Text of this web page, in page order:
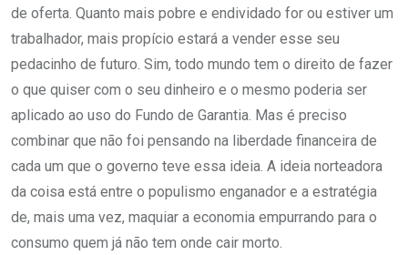
de oferta. Quanto mais pobre e endividado for ou estiver um
trabalhador, mais propício estará a vender esse seu
pedacinho de futuro. Sim, todo mundo tem o direito de fazer
o que quiser com o seu dinheiro e o mesmo poderia ser
aplicado ao uso do Fundo de Garantia. Mas é preciso
combinar que não foi pensando na liberdade financeira de
cada um que o governo teve essa ideia. A ideia norteadora
da coisa está entre o populismo enganador e a estratégia
de, mais uma vez, maquiar a economia empurrando para o
consumo quem já não tem onde cair morto.